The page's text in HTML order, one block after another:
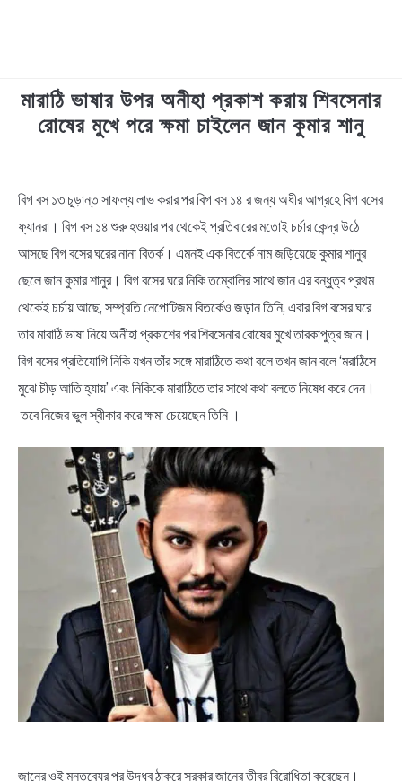
TECHNOLOGY
BIOGRAPHY
EDUCATIONAL
BENGALI WISHES
QUOTES & CAPTIONS
NEWS
BENGALI LYRICS
BENGALI NAMES
BENGALI STORIES
মারাঠি ভাষার উপর অনীহা প্রকাশ করায় শিবসেনার
রোষের মুখে পরে ক্ষমা চাইলেন জান কুমার শানু
News
বিগ বস ১৩ চূড়ান্ত সাফল্য লাভ করার পর বিগ বস ১৪ র জন্য অধীর আগ্রহে বিগ বসের
ফ্যানরা। বিগ বস ১৪ শুরু হওয়ার পর থেকেই প্রতিবারের মতোই চর্চার কেন্দ্র উঠে
আসছে বিগ বসের ঘরের নানা বিতর্ক। এমনই এক বিতর্কে নাম জড়িয়েছে কুমার শানুর
ছেলে জান কুমার শানুর। বিগ বসের ঘরে নিকি তম্বোলির সাথে জান এর বন্ধুত্ব প্রথম
থেকেই চর্চায় আছে, সম্প্রতি নেপোটিজম বিতর্কেও জড়ান তিনি, এবার বিগ বসের ঘরে
তার মারাঠি ভাষা নিয়ে অনীহা প্রকাশের পর শিবসেনার রোষের মুখে তারকাপুত্র জান।
বিগ বসের প্রতিযোগি নিকি যখন তাঁর সঙ্গে মারাঠিতে কথা বলে তখন জান বলে ‘মরাঠিসে
মুঝে চীড় আতি হ্যায়’ এবং নিকিকে মারাঠিতে তার সাথে কথা বলতে নিষেধ করে দেন।
তবে নিজের ভুল স্বীকার করে ক্ষমা চেয়েছেন তিনি ।
জানের ওই মন্তব্যের পর উদ্ধব ঠাকরে সরকার জানের তীব্র বিরোধিতা করেছেন।